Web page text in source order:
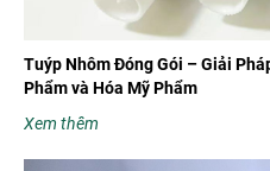
Tuýp Nhôm Đóng Gói – Giải
Phẩm và Hóa Mỹ Phẩm
Xem thêm